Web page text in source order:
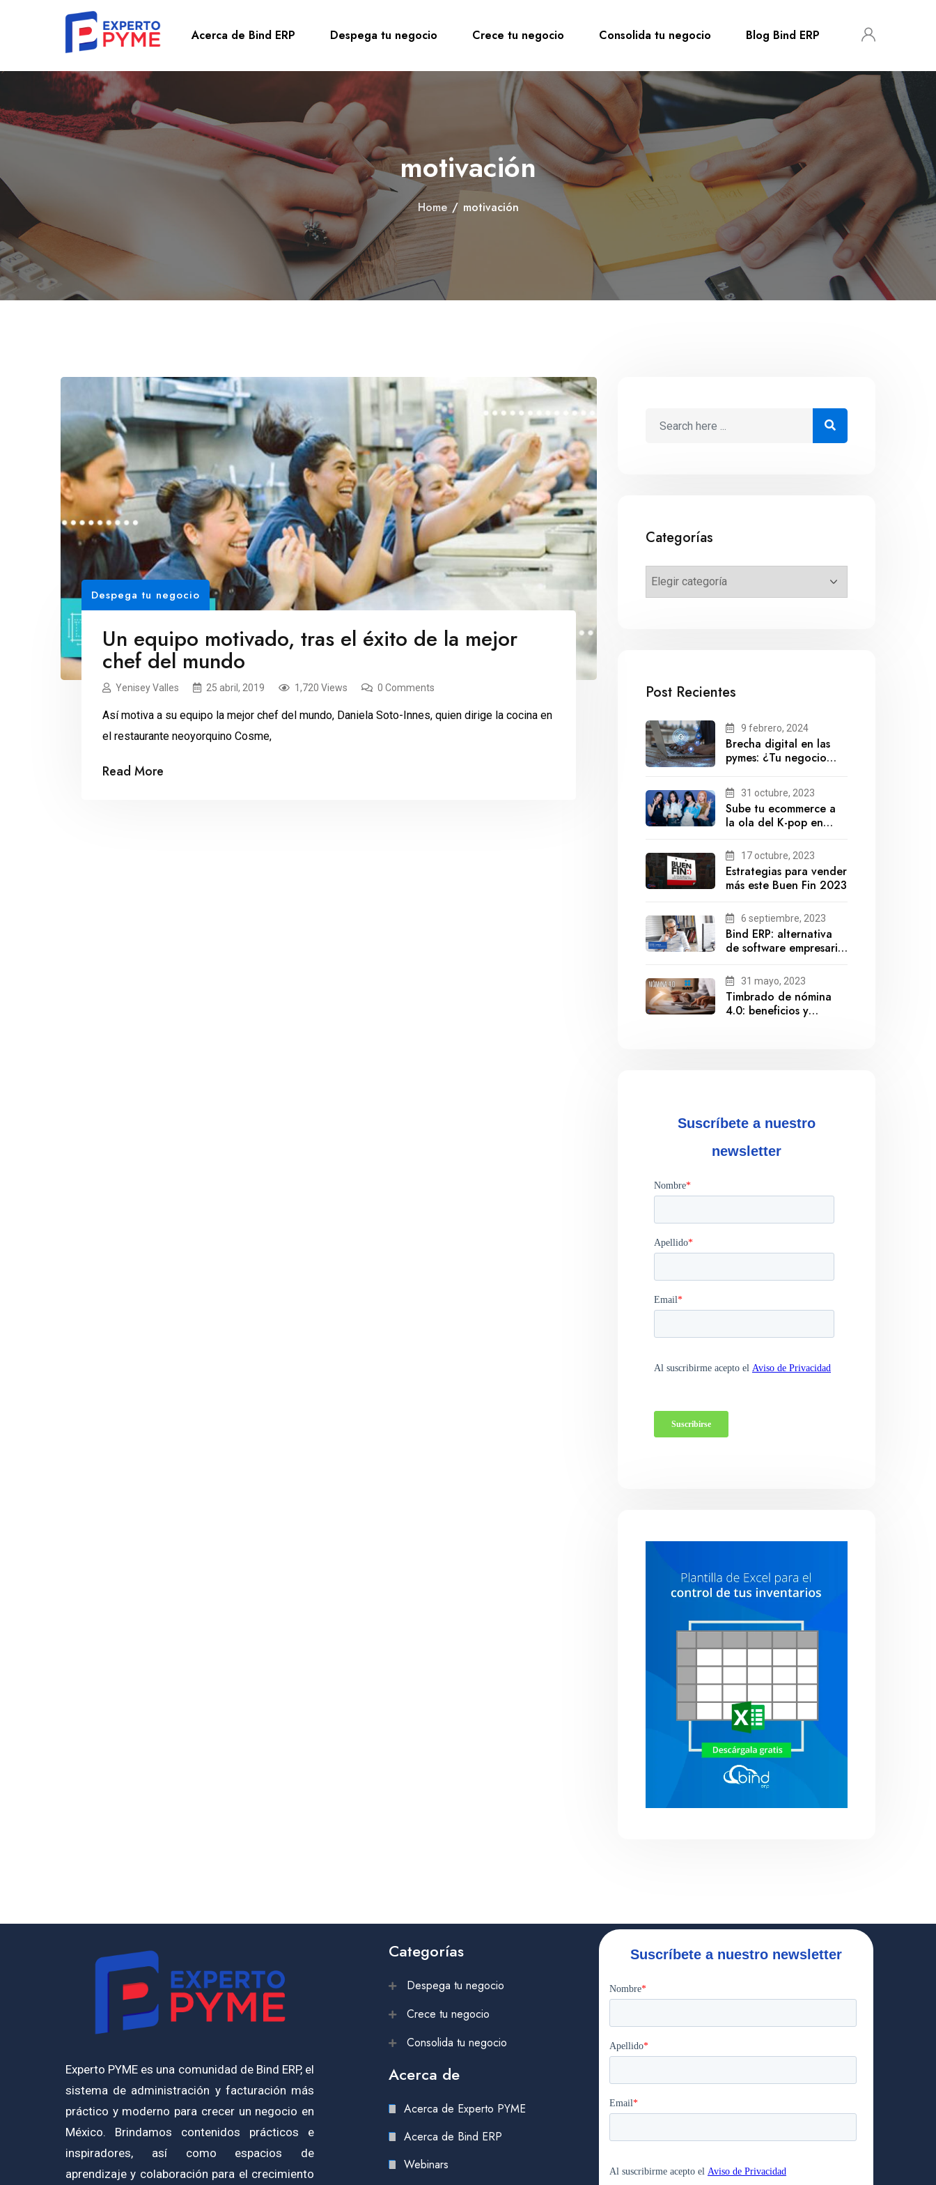
Acerca de Bind ERP Despega tu negocio Crece tu negocio Consolida tu negocio Blog Bind ERP
motivación
Home / motivación
Despega tu negocio
Un equipo motivado, tras el éxito de la mejor
chef del mundo
Yenisey Valles 25 abril, 2019 1,720 Views 0 Comments
Así motiva a su equipo la mejor chef del mundo, Daniela Soto-Innes, quien dirige la cocina en
el restaurante neoyorquino Cosme,
Read More
Categorías
Post Recientes
9 febrero, 2024
Brecha digital en las
pymes: ¿Tu negocio
futuro?31 octubre, 2023
Sube tu ecommerce a
la ola del K-pop en
17 octubre, 2023
Estrategias para vender
más este Buen Fin 2023
6 septiembre, 2023
Bind ERP: alternativa
de software empresarial
Gestionix
31 mayo, 2023
Timbrado de nómina
4.0: beneficios y
Suscríbete a nuestro
newsletter
Experto PYME es una comunidad de Bind ERP, el
sistema de administración y facturación más
práctico y moderno para crecer un negocio en
México. Brindamos contenidos prácticos e
inspiradores, así como espacios de
aprendizaje y colaboración para el crecimiento
Categorías
Despega tu negocio
Crece tu negocio
Consolida tu negocio
Acerca de
Acerca de Experto PYME
Acerca de Bind ERP
Webinars
Suscríbete a nuestro newsletter